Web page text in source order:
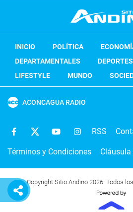
INICIO POLÍTICA
DEPARTAMENTALES
DEPORTES
LIFESTYLE
MUNDO
ACONCAGUA RADIO
RSS
Términos y Condiciones
Copyright Sitio Andino 2026. Todos